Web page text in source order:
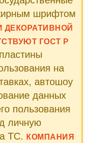
шрифтом
ДЕКОРАТИВНОЙ
ГОСТ Р
на
автошоу
данных
пользования
личную
ТС. КОМПАНИЯ